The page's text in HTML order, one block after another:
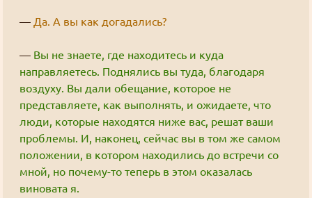
— Да. А вы как догадались?
— Вы не знаете, где находитесь и куда
направляетесь. Поднялись вы туда, благодаря
воздуху. Вы дали обещание, которое не
представляете, как выполнять, и ожидаете, что
люди, которые находятся ниже вас, решат ваши
проблемы. И, наконец, сейчас вы в том же самом
положении, в котором находились до встречи со
мной, но почему-то теперь в этом оказалась
виновата я.
слеерсзипа.
сожалению.
Как добывать золото
Дискорд всё, тг всё, вк всё. Останется только
слеерсра, инфа 100%.
Джима : "I'll put that to good use." xD
Как добывать золото
Джима: Кто знает, хватит ли здесь людей и